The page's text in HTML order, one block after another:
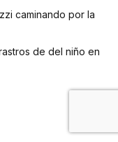
caminando por la
de del niño en